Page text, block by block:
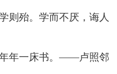
则殆。学而不厌，诲人
年一床书。——卢照邻